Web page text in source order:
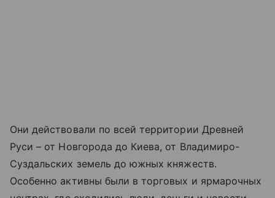
Они действовали по всей территории Древней
Руси – от Новгорода до Киева, от Владимиро-
Суздальских земель до южных княжеств.
Особенно активны были в торговых и ярмарочных